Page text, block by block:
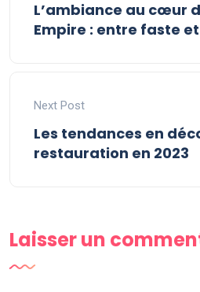
L’ambiance au cœur
Empire : entre faste
Next Post
Les tendances en
restauration en 2023
Laisser un